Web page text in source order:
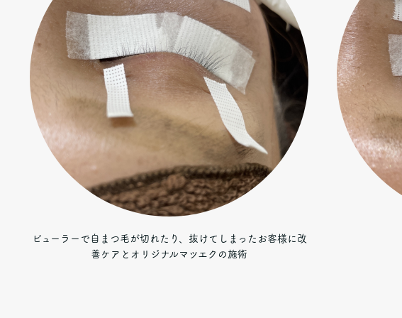
ビューラーで自まつ毛が切れたり、抜けてしまったお客様に改
善ケアとオリジナルマツエクの施術